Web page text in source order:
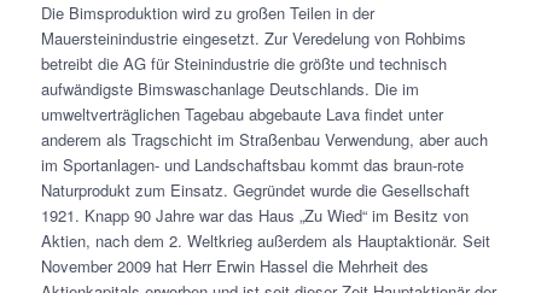
Die Bimsproduktion wird zu großen Teilen in der
Mauersteinindustrie eingesetzt. Zur Veredelung von Rohbims
betreibt die AG für Steinindustrie die größte und technisch
aufwändigste Bimswaschanlage Deutschlands. Die im
umweltverträglichen Tagebau abgebaute Lava findet unter
anderem als Tragschicht im Straßenbau Verwendung, aber auch
im Sportanlagen- und Landschaftsbau kommt das braun-rote
Naturprodukt zum Einsatz. Gegründet wurde die Gesellschaft
1921. Knapp 90 Jahre war das Haus „Zu Wied“ im Besitz von
Aktien, nach dem 2. Weltkrieg außerdem als Hauptaktionär. Seit
November 2009 hat Herr Erwin Hassel die Mehrheit des